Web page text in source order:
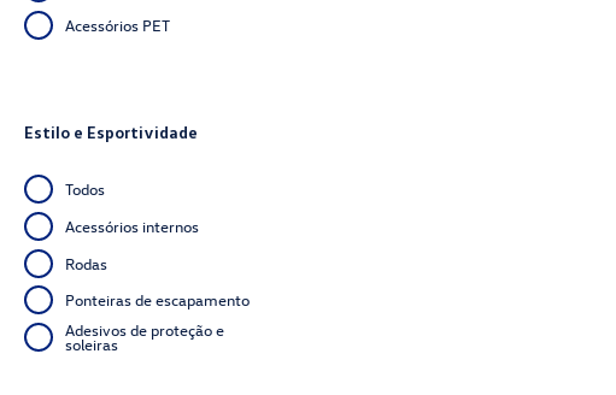
Acessórios PET
Estilo e Esportividade
Todos
Acessórios internos
Rodas
Ponteiras de escapamento
Adesivos de proteção e
soleiras